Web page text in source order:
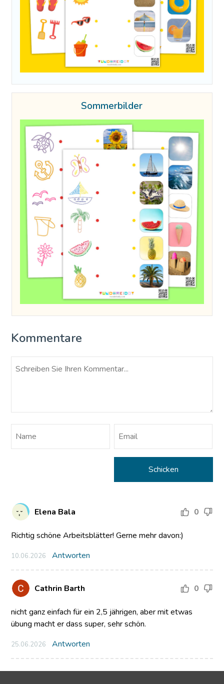
Sommerbilder
Kommentare
Elena Bala 0
Richtig schöne Arbeitsblätter! Gerne mehr davon:)
10.06.2026 Antworten
Cathrin Barth 0
nicht ganz einfach für ein 2,5 jährigen, aber mit etwas
übung macht er dass super, sehr schön.
25.06.2026 Antworten